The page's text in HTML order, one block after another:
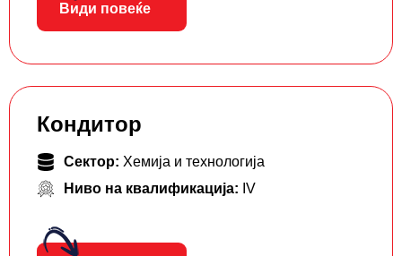
Види повеќе
Кондитор
Сектор: Хемија и технологија
Ниво на квалификација: IV